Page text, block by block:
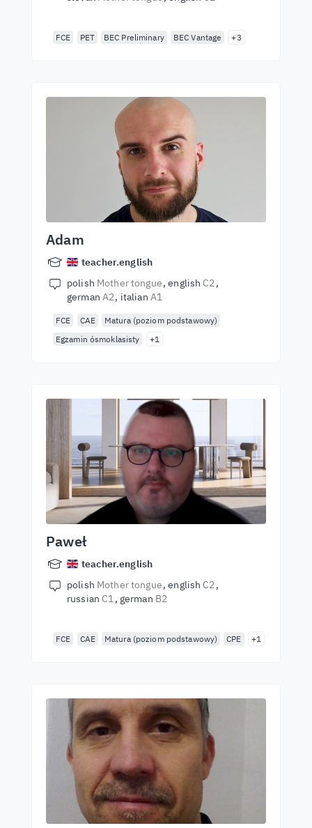
FCE PET BEC Preliminary BEC Vantage +3
Adam
teacher.english
polish Mother tongue english C2
german A2 italian A1
FCE CAE
Matura (poziom podstawowy)
Egzamin ósmoklasisty
+1
Paweł
teacher.english
polish Mother tongue english C2
russian C1 german B2
FCE CAE Matura (poziom podstawowy) CPE +1